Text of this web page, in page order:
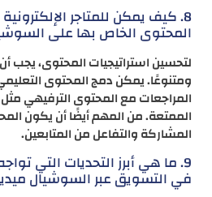
8. كيف يمكن للمتاجر
المحتوى الخاص بها على
لتحسين استراتيجيات المحتوى، يجب
ومتنوعًا. يمكن دمج المحتوى
المراجعات مع المحتوى الترفيهي
الممتعة. من المهم أيضًا أن يكون
المشاركة والتفاعل من المتابعين.
9. ما هي أبرز التحديات التي
في التسويق عبر السوشيال